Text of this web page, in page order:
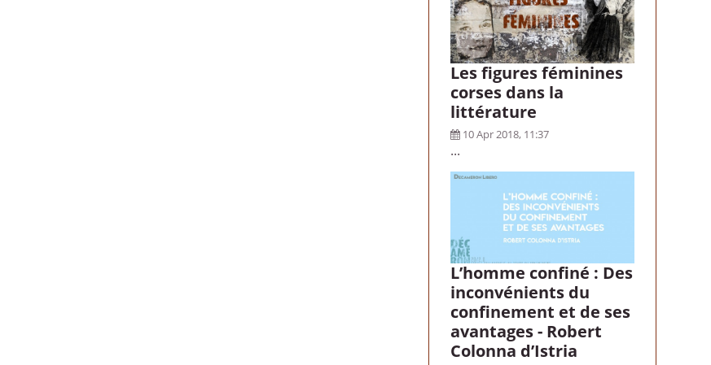
Les figures féminines
corses dans la
littérature
10 Apr 2018, 11:37
...
L’homme confiné : Des
inconvénients du
confinement et de ses
avantages - Robert
Colonna d’Istria